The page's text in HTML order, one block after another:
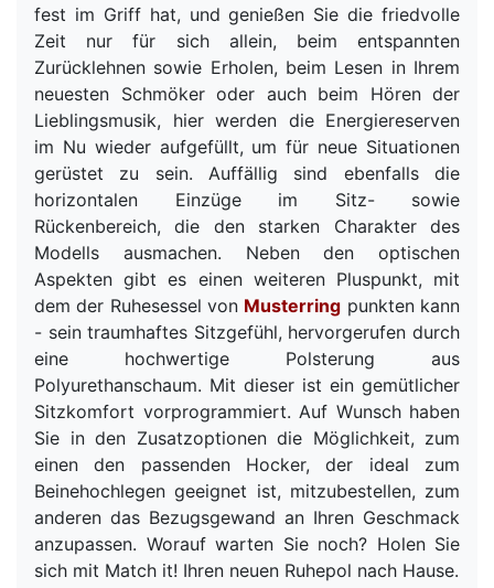
fest im Griff hat, und genießen Sie die friedvolle
Zeit nur für sich allein, beim entspannten
Zurücklehnen sowie Erholen, beim Lesen in Ihrem
neuesten Schmöker oder auch beim Hören der
Lieblingsmusik, hier werden die Energiereserven
im Nu wieder aufgefüllt, um für neue Situationen
gerüstet zu sein. Auffällig sind ebenfalls die
horizontalen Einzüge im Sitz- sowie
Rückenbereich, die den starken Charakter des
Modells ausmachen. Neben den optischen
Aspekten gibt es einen weiteren Pluspunkt, mit
dem der Ruhesessel von Musterring punkten kann
- sein traumhaftes Sitzgefühl, hervorgerufen durch
eine hochwertige Polsterung aus
Polyurethanschaum. Mit dieser ist ein gemütlicher
Sitzkomfort vorprogrammiert. Auf Wunsch haben
Sie in den Zusatzoptionen die Möglichkeit, zum
einen den passenden Hocker, der ideal zum
Beinehochlegen geeignet ist, mitzubestellen, zum
anderen das Bezugsgewand an Ihren Geschmack
anzupassen. Worauf warten Sie noch? Holen Sie
sich mit Match it! Ihren neuen Ruhepol nach Hause.